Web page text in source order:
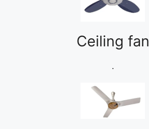
Ceiling fan
.